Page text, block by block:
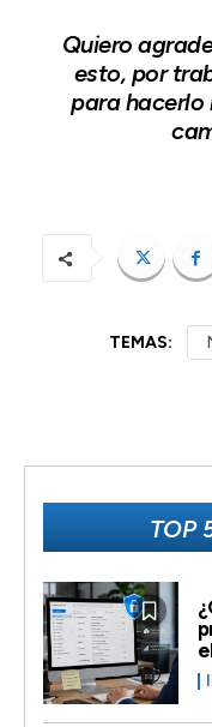
Quiero
esto, por
para hacerlo
TEMAS:
TOP